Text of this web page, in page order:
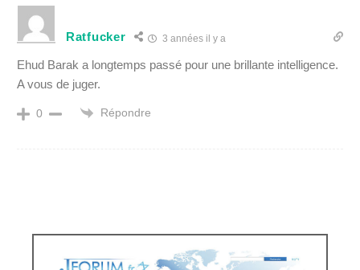
Ratfucker 3 années il y a
Ehud Barak a longtemps passé pour une brillante intelligence.
A vous de juger.
0 Répondre